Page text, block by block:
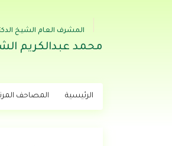
المشرف العام الشيخ
محمد عبدالكريم
الرئيسية المصاحف